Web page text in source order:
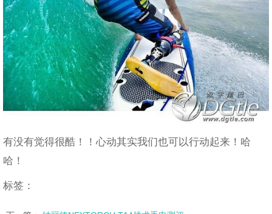
有没有觉得很酷！！心动其实我们也可以行动起来！哈
哈！
标签：